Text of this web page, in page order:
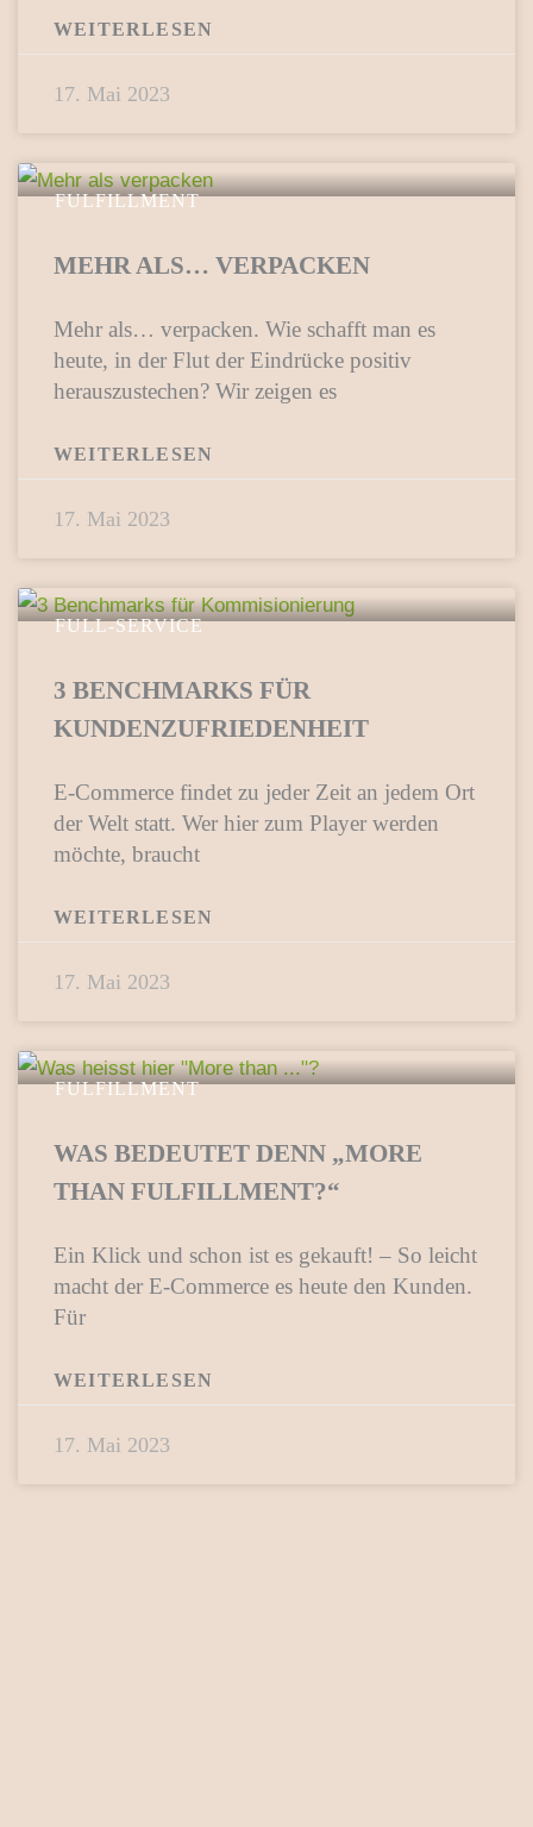
WEITERLESEN
17. Mai 2023
FULFILLMENT
MEHR ALS… VERPACKEN
Mehr als… verpacken. Wie schafft man es
heute, in der Flut der Eindrücke positiv
herauszustechen? Wir zeigen es
WEITERLESEN
17. Mai 2023
FULL-SERVICE
3 BENCHMARKS FÜR
KUNDENZUFRIEDENHEIT
E-Commerce findet zu jeder Zeit an jedem Ort
der Welt statt. Wer hier zum Player werden
möchte, braucht
WEITERLESEN
17. Mai 2023
FULFILLMENT
WAS BEDEUTET DENN „MORE
THAN FULFILLMENT?“
Ein Klick und schon ist es gekauft! – So leicht
macht der E-Commerce es heute den Kunden.
Für
WEITERLESEN
17. Mai 2023